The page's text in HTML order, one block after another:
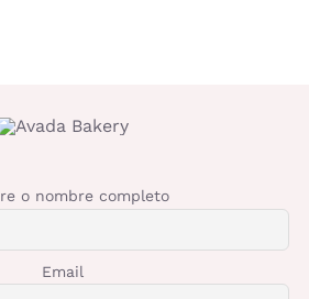
o nombre completo
Email